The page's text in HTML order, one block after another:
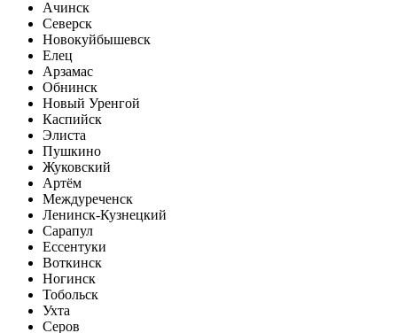
Ачинск
Северск
Новокуйбышевск
Елец
Арзамас
Обнинск
Новый Уренгой
Каспийск
Элиста
Пушкино
Жуковский
Артём
Междуреченск
Ленинск-Кузнецкий
Сарапул
Ессентуки
Воткинск
Ногинск
Тобольск
Ухта
Серов